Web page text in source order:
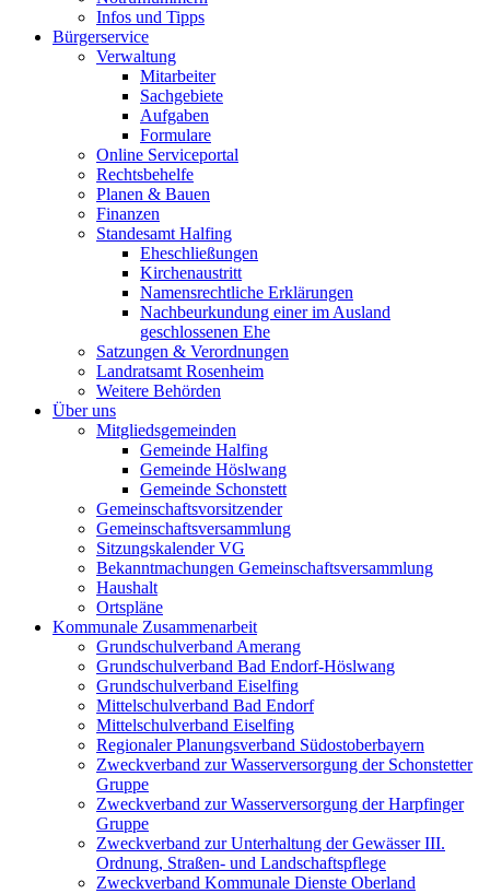
Infos und Tipps
Bürgerservice
Verwaltung
Mitarbeiter
Sachgebiete
Aufgaben
Formulare
Online Serviceportal
Rechtsbehelfe
Planen & Bauen
Finanzen
Standesamt Halfing
Eheschließungen
Kirchenaustritt
Namensrechtliche Erklärungen
Nachbeurkundung einer im Ausland
geschlossenen Ehe
Satzungen & Verordnungen
Landratsamt Rosenheim
Weitere Behörden
Über uns
Mitgliedsgemeinden
Gemeinde Halfing
Gemeinde Höslwang
Gemeinde Schonstett
Gemeinschaftsvorsitzender
Gemeinschaftsversammlung
Sitzungskalender VG
Bekanntmachungen Gemeinschaftsversammlung
Haushalt
Ortspläne
Kommunale Zusammenarbeit
Grundschulverband Amerang
Grundschulverband Bad Endorf-Höslwang
Grundschulverband Eiselfing
Mittelschulverband Bad Endorf
Mittelschulverband Eiselfing
Regionaler Planungsverband Südostoberbayern
Zweckverband zur Wasserversorgung der Schonstetter
Gruppe
Zweckverband zur Wasserversorgung der Harpfinger
Gruppe
Zweckverband zur Unterhaltung der Gewässer III.
Ordnung, Straßen- und Landschaftspflege
Zweckverband Kommunale Dienste Oberland